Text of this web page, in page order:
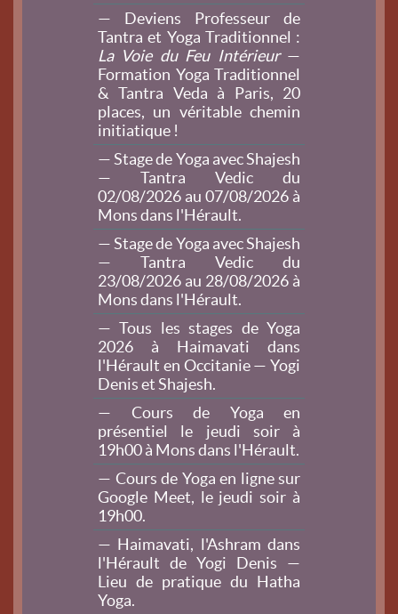
— Deviens Professeur de
Tantra et Yoga Traditionnel :
La Voie du Feu Intérieur—
Formation Yoga Traditionnel
& Tantra Veda à Paris, 20
places, un véritable chemin
initiatique !
— Stage de Yoga avec Shajesh
— Tantra Vedic du
02/08/2026 au 07/08/2026 à
Mons dans l'Hérault.
— Stage de Yoga avec Shajesh
— Tantra Vedic du
23/08/2026 au 28/08/2026 à
Mons dans l'Hérault.
— Tous les stages de Yoga
2026 à Haimavati dans
l'Hérault en Occitanie — Yogi
Denis et Shajesh.
— Cours de Yoga en
présentiel le jeudi soir à
19h00 à Mons dans l'Hérault.
— Cours de Yoga en ligne sur
Google Meet, le jeudi soir à
19h00.
— Haimavati, l'Ashram dans
l'Hérault de Yogi Denis —
Lieu de pratique du Hatha
Yoga.